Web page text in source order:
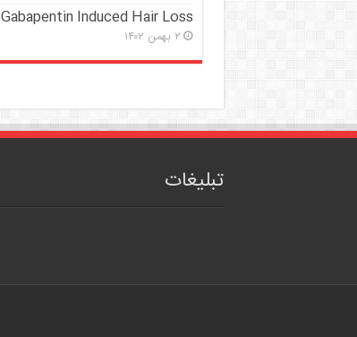
Gabapentin Induced Hair Loss
۲ بهمن ۱۴۰۲
تبلیغات